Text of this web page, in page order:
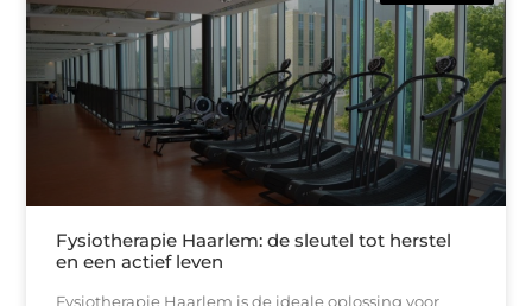
Fysiotherapie Haarlem: de sleutel tot herstel
en een actief leven
Fysiotherapie Haarlem is de ideale oplossing voor